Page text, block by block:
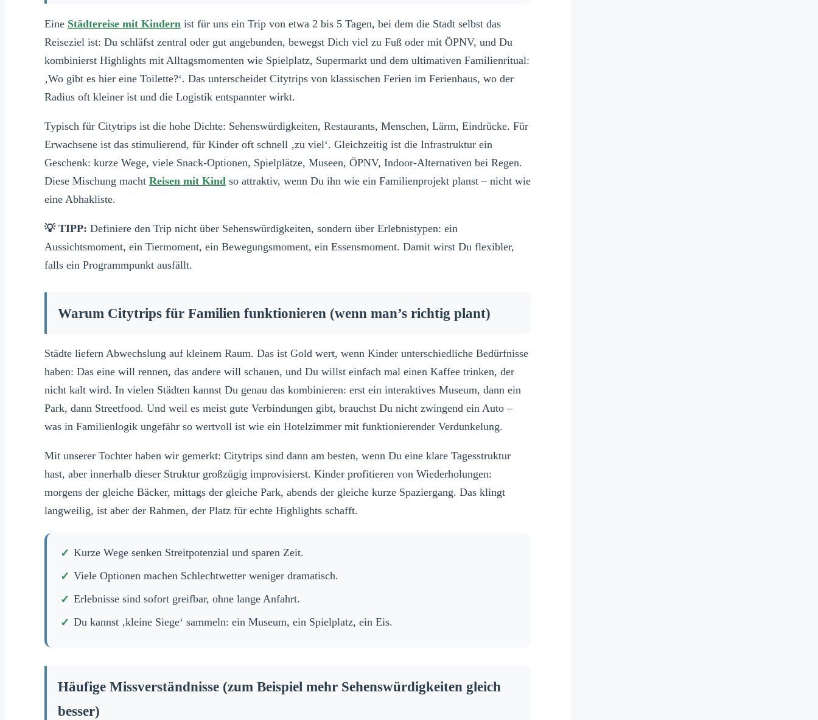
Eine Städtereise mit Kindern ist für uns ein Trip von etwa 2 bis 5 Tagen, bei dem die Stadt selbst das
Reiseziel ist: Du schläfst zentral oder gut angebunden, bewegst Dich viel zu Fuß oder mit ÖPNV, und Du
kombinierst Highlights mit Alltagsmomenten wie Spielplatz, Supermarkt und dem ultimativen Familienritual:
‚Wo gibt es hier eine Toilette?‘. Das unterscheidet Citytrips von klassischen Ferien im Ferienhaus, wo der
Radius oft kleiner ist und die Logistik entspannter wirkt.
Typisch für Citytrips ist die hohe Dichte: Sehenswürdigkeiten, Restaurants, Menschen, Lärm, Eindrücke. Für
Erwachsene ist das stimulierend, für Kinder oft schnell ‚zu viel‘. Gleichzeitig ist die Infrastruktur ein
Geschenk: kurze Wege, viele Snack-Optionen, Spielplätze, Museen, ÖPNV, Indoor-Alternativen bei Regen.
Diese Mischung macht Reisen mit Kind so attraktiv, wenn Du ihn wie ein Familienprojekt planst – nicht wie
eine Abhakliste.
💡 TIPP: Definiere den Trip nicht über Sehenswürdigkeiten, sondern über Erlebnistypen: ein
Aussichtsmoment, ein Tiermoment, ein Bewegungsmoment, ein Essensmoment. Damit wirst Du flexibler,
falls ein Programmpunkt ausfällt.
Warum Citytrips für Familien funktionieren (wenn man’s richtig plant)
Städte liefern Abwechslung auf kleinem Raum. Das ist Gold wert, wenn Kinder unterschiedliche Bedürfnisse
haben: Das eine will rennen, das andere will schauen, und Du willst einfach mal einen Kaffee trinken, der
nicht kalt wird. In vielen Städten kannst Du genau das kombinieren: erst ein interaktives Museum, dann ein
Park, dann Streetfood. Und weil es meist gute Verbindungen gibt, brauchst Du nicht zwingend ein Auto –
was in Familienlogik ungefähr so wertvoll ist wie ein Hotelzimmer mit funktionierender Verdunkelung.
Mit unserer Tochter haben wir gemerkt: Citytrips sind dann am besten, wenn Du eine klare Tagesstruktur
hast, aber innerhalb dieser Struktur großzügig improvisierst. Kinder profitieren von Wiederholungen:
morgens der gleiche Bäcker, mittags der gleiche Park, abends der gleiche kurze Spaziergang. Das klingt
langweilig, ist aber der Rahmen, der Platz für echte Highlights schafft.
Kurze Wege senken Streitpotenzial und sparen Zeit.
Viele Optionen machen Schlechtwetter weniger dramatisch.
Erlebnisse sind sofort greifbar, ohne lange Anfahrt.
Du kannst ‚kleine Siege‘ sammeln: ein Museum, ein Spielplatz, ein Eis.
Häufige Missverständnisse (zum Beispiel mehr Sehenswürdigkeiten gleich
besser)